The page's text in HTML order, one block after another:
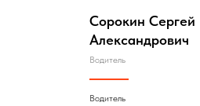
Сорокин Сергей
Александрович
Водитель
Водитель